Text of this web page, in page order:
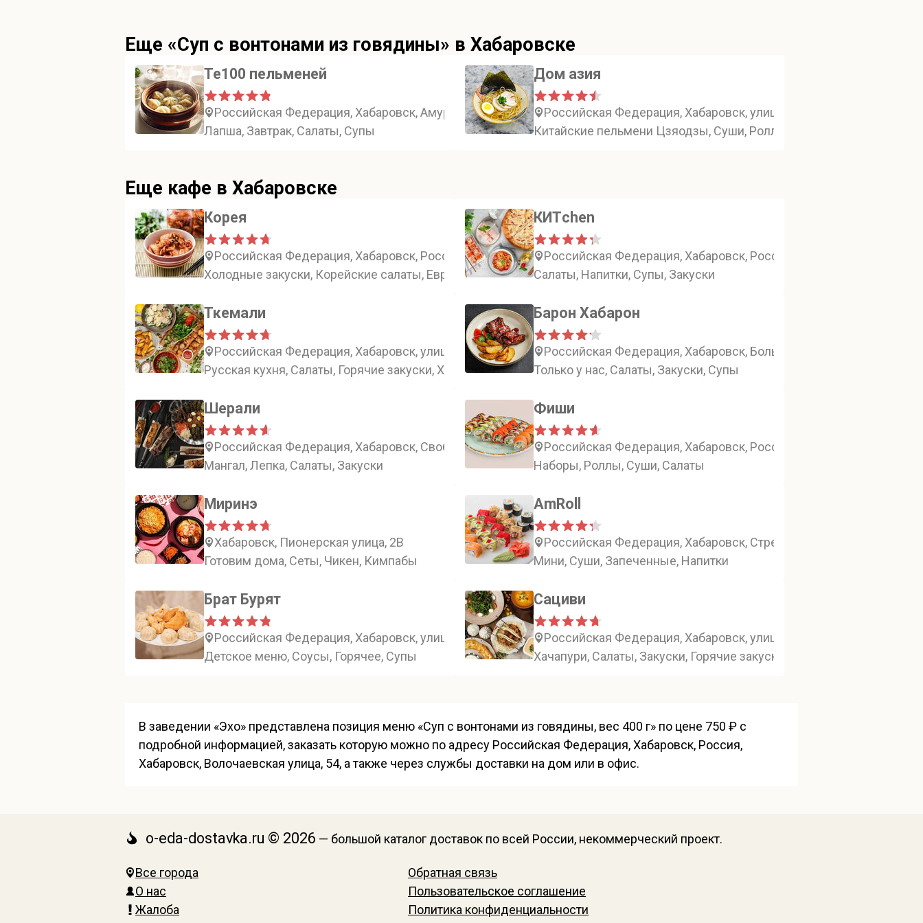
Еще «Суп с вонтонами из говядины» в Хабаровске
Те100 пельменей
Российская Федерация, Хабаровск, Амурский бульвар, 38
Лапша, Завтрак, Салаты, Супы
Дом азия
Российская Федерация, Хабаровск, улица Калинина, 72
Китайские пельмени Цзяодзы, Суши, Роллы, Китай
Еще кафе в Хабаровске
Корея
Российская Федерация, Хабаровск, Россия, Хабаровск, улица Карла Маркса, 74литБ1
Холодные закуски, Корейские салаты, Европейские салаты, Пельмени и чинпаны
КИТchen
Российская Федерация, Хабаровск, Россия, Хабаровск,
Салаты, Напитки, Супы, Закуски
Ткемали
Российская Федерация, Хабаровск, улица Льва Толстого, 19
Русская кухня, Салаты, Горячие закуски, Хинкали
Барон Хабарон
Российская Федерация, Хабаровск, Большая улица, 88
Только у нас, Салаты, Закуски, Супы
Шерали
Российская Федерация, Хабаровск, Свободный переулок, 11
Мангал, Лепка, Салаты, Закуски
Фиши
Российская Федерация, Хабаровск, Россия, Хабаровск,
Наборы, Роллы, Суши, Салаты
Миринэ
Хабаровск, Пионерская улица, 2В
Готовим дома, Сеты, Чикен, Кимпабы
AmRoll
Российская Федерация, Хабаровск, Стрельникова, 10/2
Мини, Суши, Запеченные, Напитки
Брат Бурят
Российская Федерация, Хабаровск, улица Ленина, 38А
Детское меню, Соусы, Горячее, Супы
Сациви
Российская Федерация, Хабаровск, улица Фрунзе, 53
Хачапури, Салаты, Закуски, Горячие закуски
В заведении «Эхо» представлена позиция меню «Суп с вонтонами из говядины, вес 400 г» по цене 750 ₽ с
подробной информацией, заказать которую можно по адресу Российская Федерация, Хабаровск, Россия,
Хабаровск, Волочаевская улица, 54, а также через службы доставки на дом или в офис.
o-eda-dostavka.ru © 2026 — большой каталог доставок по всей России, некоммерческий проект.
Все города
О нас
Жалоба
Обратная связь
Пользовательское соглашение
Политика конфиденциальности